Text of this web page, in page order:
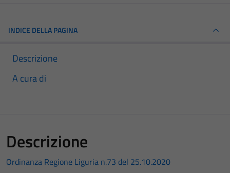
INDICE DELLA PAGINA
Descrizione
A cura di
Descrizione
Ordinanza Regione Liguria n.73 del 25.10.2020